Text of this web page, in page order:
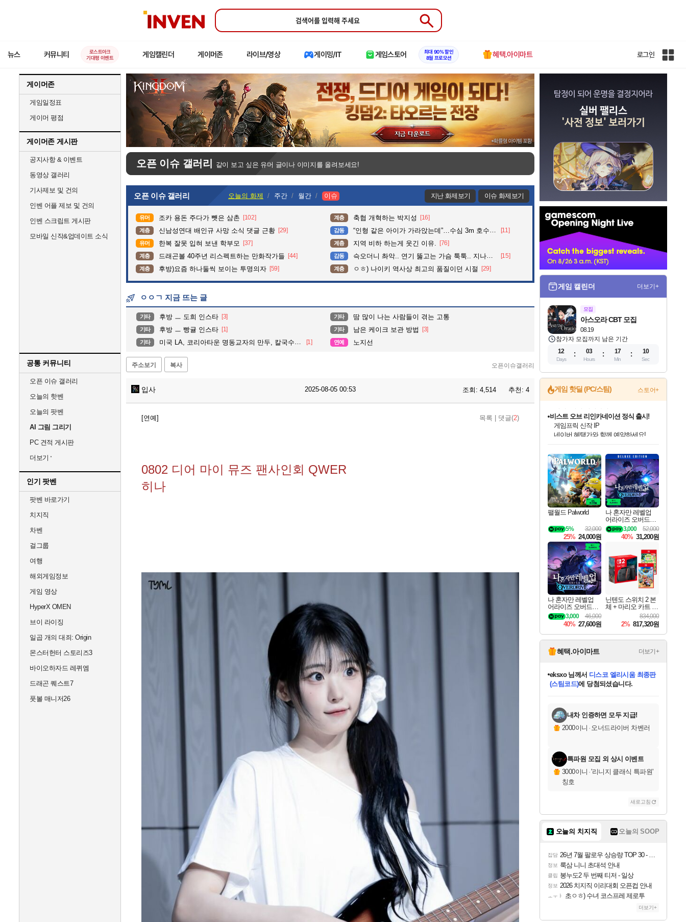
인
Submit
뉴스 커뮤니티
로스트아크
기대평 이벤트
게임캘린더 게이머존 라이브/영상 게이밍/IT 게임스토어
최대 90% 할인
8월 프로모션
혜택.아이마트 로그인
인
게이머존
게임일정표
게이머 평점
게이머존 게시판
공지사항 & 이벤트
동영상 갤러리
기사제보 및 건의
인벤 어플 제보 및 건의
인벤 스크립트 게시판
모바일 신작&업데이트 소식
공통 커뮤니티
오픈 이슈 갤러리
오늘의 핫벤
오늘의 팟벤
AI 그림 그리기
PC 견적 게시판
더보기
인기 팟벤
팟벤 바로가기
치지직
차벤
걸그룹
여행
해외게임정보
게임 영상
HyperX OMEN
브이 라이징
일곱 개의 대죄: Origin
몬스터헌터 스토리즈3
바이오하자드 레퀴엠
드래곤 퀘스트7
풋볼 매니저26
오픈 이슈 갤러리 같이 보고 싶은 유머 글이나 이미지를 올려보세요!
오픈 이슈 갤러리 오늘의 화제 주간 월간 이슈 지난 화제보기 이슈 화제보기
유머 조카 용돈 주다가 뺏은 삼촌 [102] 계층 축협 개혁하는 박지성 [16]
계층 신남성연대 배인규 사망 소식 댓글 근황 [29] 감동 “인형 같은 아이가 가라앉는데”…수심 3m 호수 뛰어든 60대 의인 [11]
유머 한복 잘못 입혀 보낸 학부모 [37] 계층 지역 비하 하는게 웃긴 이유. [76]
계층 드래곤볼 40주년 리스펙트하는 만화작가들 [44] 감동 슥오더니 촤악.. 연기 뚫고는 가슴 툭툭.. 지나가던 아재의 정체 [15]
계층 후방)요즘 하나둘씩 보이는 투명의자 [59] 계층 ㅇㅎ) 나이키 역사상 최고의 품질이던 시절 [29]
ㅇㅇㄱ 지금 뜨는 글
기타 후방 ㅡ 도희 인스타 [3] 기타 땀 많이 나는 사람들이 겪는 고통
기타 후방 ㅡ 빵귤 인스타 [1] 기타 남은 케이크 보관 방법 [3]
기타 미국 LA, 코리아타운 명동교자의 만두, 칼국수, 콩국수 [1] 연예 노지선
주소보기 복사 오픈이슈갤러리
입사 2025-08-05 00:53 조회: 4,514 추천: 4
[연예] 목록 댓글(2)
0802 디어 마이 뮤즈 팬사인회 QWER
히나
벤
게임 캘린더 더보기+
모집
08.19
아스오라 CBT 모집
참가자 모집까지 남은 기간
12
Days
03
Hours
17
Min
08
Sec
게임 핫딜 (PC/스팀) 스토어+
최대 90% 할인가를 만나보세요!
네이버혜택과 함께 만나보세요!
50%할인&추가 적립까지!
이니&베니 혜택까지!
비스트 오브 리인카네이션 정식 출시!
게임프릭 신작 IP
네이버 혜택가와 함께 예약하세요!
할인&네이버혜택으로 만나보세요!
네이버페이 혜택과 만나보세요!
40주년 프로모션으로 만나보세요!
네이버 포인트 혜택까지!
할인가에 만나보세요!
일부 에디션 상시 할인!
혜택으로 예약 판매 중
편안하게 충전하세요
팰월드 Palworld
32,000
5%
25% 24,000원
나 혼자만 레벨업
어라이즈 오버드라
이브 디럭스 에디션
Solo Leveling Arise
Overdrive Deluxe Edi
52,000
3,000
40% 31,200원
나 혼자만 레벨업
어라이즈 오버드라
이브 Solo Leveling A
rise
46,000
3,000
40% 27,600원
닌텐도 스위치 2 본
체 + 마리오 카트 월
드 + 포켓몬 포코피
아 번들
834,000
2% 817,320원
혜택.아이마트 더보기+
당첨되셨습니다.
당첨되셨습니다.
칠부님께서네이버페이 1만원
교환권에 당첨되셨습니다.
당첨되셨습니다.
당첨되셨습니다.
에디션 (스팀코드)를 교환.
당첨되셨습니다.
당첨되셨습니다.
당첨되셨습니다.
당첨되셨습니다.
내차 인증하면 모두 지급!
2000이니 · 오너드라이버 차벤러
특파원 모집 외 상시 이벤트
3000이니 ·'리니지 클래식 특파원'
칭호
새로고침
오늘의 치지직 오늘의 SOOP
잡담 26년 7월 팔로우 상승량 TOP 30 - 월간 치지직
정보 룩삼 니니 초대석 안내
클립 봉누도2 두 번째 티저 - 일상
정보 2026 치지직 이리대회 오픈컵 안내
ㅗㅜㅑ 초ㅇㅎ) 수녀 코스프레 제로투
더보기+